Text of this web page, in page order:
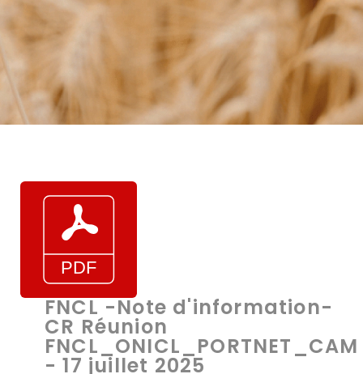
FNCL -Note d'information-
CR Réunion
FNCL_ONICL_PORTNET_CAM
- 17 juillet 2025